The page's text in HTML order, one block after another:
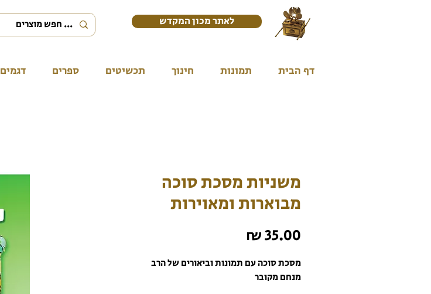
לאתר מכון המקדש
דף הבית תמונות חינוך תכשיטים ספרים דגמים
משניות מסכת סוכה
מבוארות ומאוירות
מסכת סוכה עם תמונות וביאורים של הרב
מנחם מקובר